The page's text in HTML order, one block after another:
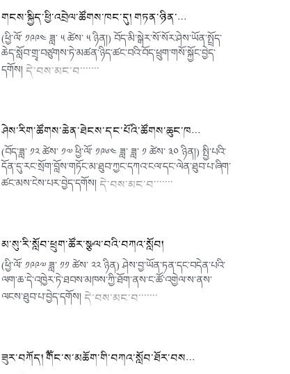
གངས་སྐྱིད་ཕྱི་འབྲེལ་ཚོགས་ཁང་དུ། གཏན་ཉིན་…
(ཕྱི་ལོ་ ༡༩༩༤ ཟླ་ ༥ ཚེས་ ༥ ཉིན།) བོད་མི་སྒེར་སོ་སོར་ཤེས་ཡོན་སྤྲོད་
ཆེད་སློབ་གྲྭ་བཙུགས་ཏེ་མཚན་ཉིད་ཚང་བའི་བོད་ཕྲུག་གསོ་སྐྱོང་བྱེད་
དགོས། དེ་བས་མང་བ་་་་་་་
ཤེས་རིག་ཚོགས་ཆེན་ཐེངས་དང་པོའི་ཚོགས་ཆུང་ཁ…
(བོད་ཟླ་ ༡༢ ཚེས་ ༡༧ ཕྱི་ལོ་ ༡༩༦༤ ཟླ་ ཟླ་ ༡ ཚེས་ ༣༠ ཉིན།) སྤྱི་པའི་
དོན་དུ་རང་སྲོག་བློས་གཏོང་མ་ཐུབ་ཀྱང་དཀའ་ངལ་དང་ལེན་ཐུབ་པ་ཞིག་
ཚང་མས་ངེས་པར་བྱེད་དགོས། དེ་བས་མང་བ་་་་་་་
མ་སུ་རི་སློབ་ཕྲུག་ཚོར་སྩལ་བའི་བཀའ་སློབ།
(ཕྱི་ལོ་ ༡༩༩༧ ཟླ་ ༡༡ ཚེས་ ༢༢ ཉིན) ཤེས་བྱ་ཡོན་ཏན་དང༌བདེན་པའི་
ལག་ཆ་དེ་འཁྱེར་ཏེ་ཐབས་མཁས་ཀྱི་ཐོག་ནས་ང་ཚོ་འགྱེལ་ས་ནས་
ལངས་ཐུབ་པ་བྱེད་དགོས། དེ་བས་མང་བ་་་་་་་
ཟུར་བཀོད། ༸གོང་ས་མཆོག་གི་བཀའ་སློབ་ཐོར་བས…